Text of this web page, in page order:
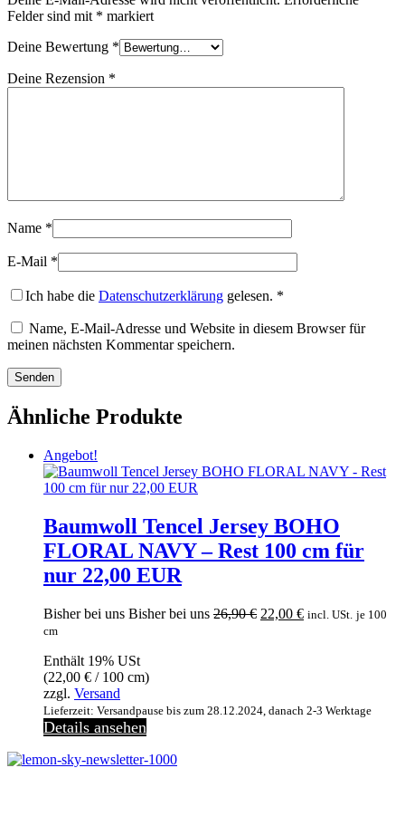
Felder sind mit * markiert
Deine Bewertung *
Deine Rezension *
Name *
E-Mail *
Ich habe die Datenschutzerklärung gelesen. *
Name, E-Mail-Adresse und Website in diesem Browser für
meinen nächsten Kommentar speichern.
Ähnliche Produkte
Angebot!
Baumwoll Tencel Jersey BOHO
FLORAL NAVY – Rest 100 cm für
nur 22,00 EUR
Bisher bei uns Bisher bei uns 26,90€ Ursprünglicher
22,00 €Aktueller
incl. USt. je 100
cm
Enthält 19% USt
(22,00 € / 100 cm)
zzgl. Versand
Lieferzeit: Versandpause bis zum 28.12.2024, danach 2-3 Werktage
Details ansehen